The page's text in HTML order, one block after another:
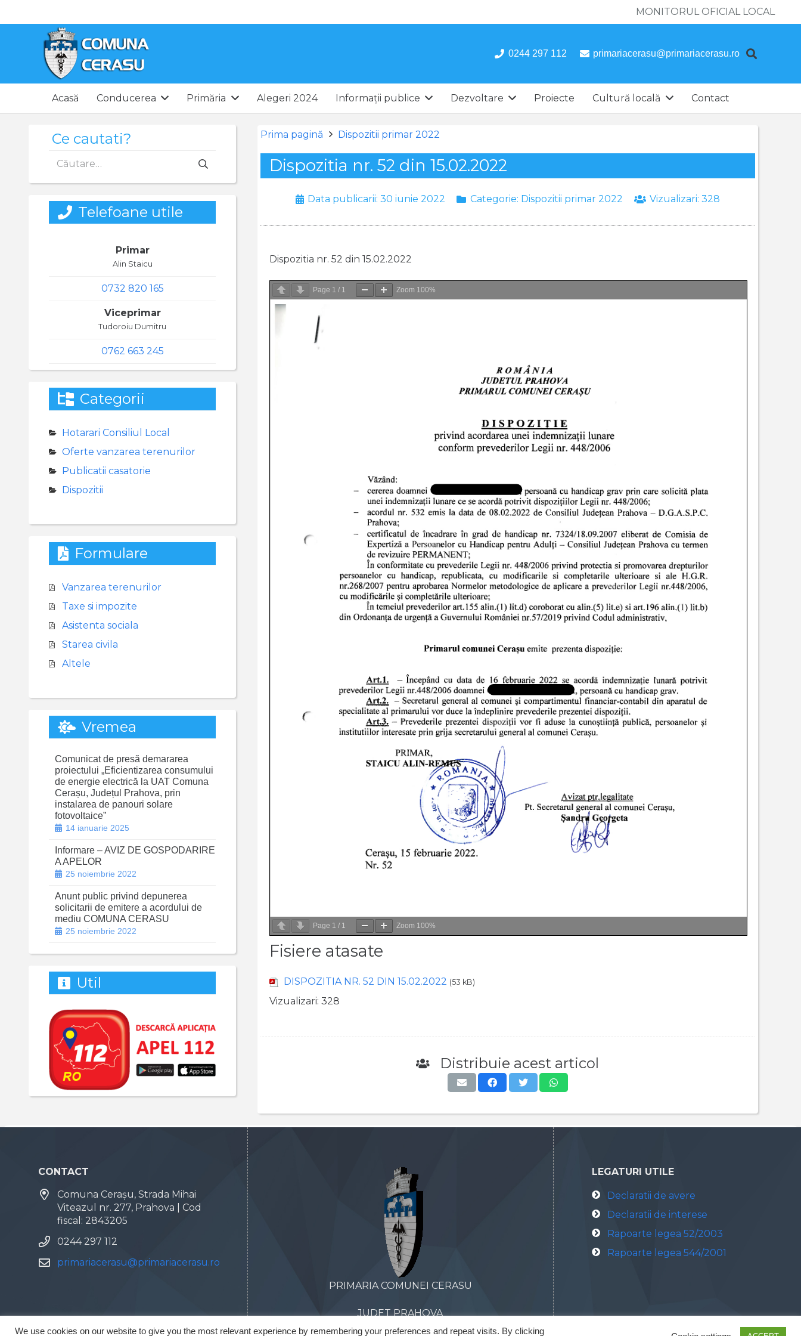
MONITORUL OFICIAL LOCAL
0244 297 112 primariacerasu@primariacerasu.ro
Acasă Conducerea Primăria Alegeri 2024 Informații publice Dezvoltare Proiecte Cultură locală Contact
Prima pagină Dispozitii primar 2022
Dispozitia nr. 52 din 15.02.2022
Data publicarii:30 iunie 2022 Categorie: Dispozitii primar 2022 Vizualizari:328
Dispozitia nr. 52 din 15.02.2022
Page 1 / 1 Zoom 100%
Page 1 / 1 Zoom 100%
Fisiere atasate
DISPOZITIA NR. 52 DIN 15.02.2022 (53 kB)
Vizualizari: 328
Distribuie acest articol
Ce cautati?
după:
Telefoane utile
Primar
Alin Staicu
0732 820 165
Viceprimar
Tudoroiu Dumitru
0762 663 245
Categorii
Hotarari Consiliul Local
Oferte vanzarea terenurilor
Publicatii casatorie
Dispozitii
Formulare
Vanzarea terenurilor
Taxe si impozite
Asistenta sociala
Starea civila
Altele
Vremea
Comunicat de presă demararea
proiectului „Eficientizarea consumului
de energie electrică la UAT Comuna
Cerașu, Județul Prahova, prin
instalarea de panouri solare
fotovoltaice”
14 ianuarie 2025
Informare – AVIZ DE GOSPODARIRE
A APELOR
25 noiembrie 2022
Anunt public privind depunerea
solicitarii de emitere a acordului de
mediu COMUNA CERASU
25 noiembrie 2022
Util
CONTACT
Comuna Cerașu, Strada Mihai
Viteazul nr. 277, Prahova | Cod
fiscal: 2843205
0244 297 112
primariacerasu@primariacerasu.ro
PRIMARIA COMUNEI CERASU
JUDET PRAHOVA
LEGATURI UTILE
Declaratii de avere
Declaratii de interese
Rapoarte legea 52/2003
Rapoarte legea 544/2001
We use cookies on our website to give you the most relevant experience by remembering your preferences and repeat visits. By clicking